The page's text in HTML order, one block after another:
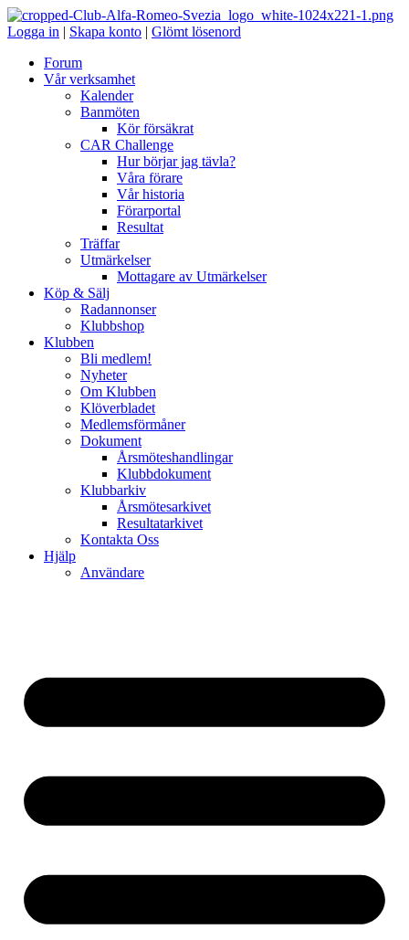
Logga in | Skapa konto | Glömt lösenord
Forum
Vår verksamhet
Kalender
Banmöten
Kör försäkrat
CAR Challenge
Hur börjar jag tävla?
Våra förare
Vår historia
Förarportal
Resultat
Träffar
Utmärkelser
Mottagare av Utmärkelser
Köp & Sälj
Radannonser
Klubbshop
Klubben
Bli medlem!
Nyheter
Om Klubben
Klöverbladet
Medlemsförmåner
Dokument
Årsmöteshandlingar
Klubbdokument
Klubbarkiv
Årsmötesarkivet
Resultatarkivet
Kontakta Oss
Hjälp
Användare